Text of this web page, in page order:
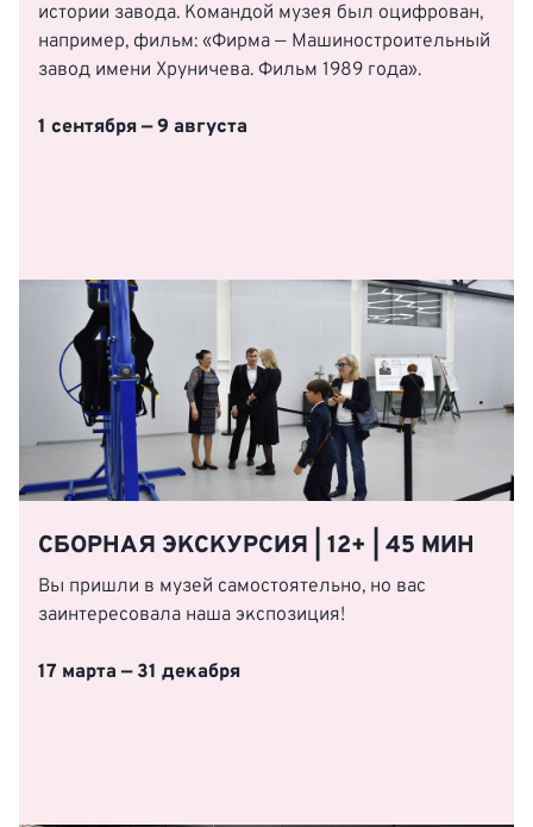
истории завода. Командой музея был оцифрован,
например, фильм: «Фирма — Машиностроительный
завод имени Хруничева. Фильм 1989 года».
1 сентября — 9 августа
СБОРНАЯ ЭКСКУРСИЯ | 12+ | 45 МИН
Вы пришли в музей самостоятельно, но вас
заинтересовала наша экспозиция!
17 марта — 31 декабря